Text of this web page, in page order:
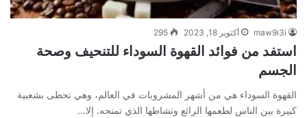
maw9i3i أكتوبر 18, 2023 295
استفد من فوائد القهوة السوداء للتنحيف وصحة
الجسم
القهوة السوداء هي من أشهر المشروبات في العالم، وهي تحظى بشعبية
كبيرة بين الناس لطعمها الرائع ونشاطها الذي تمنحه. إلا…